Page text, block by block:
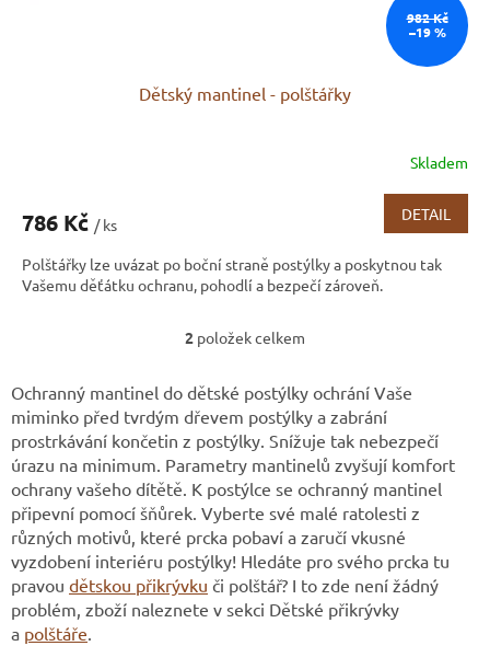
982 Kč
–19 %
Dětský mantinel - polštářky
Skladem
786 Kč / ks
DETAIL
Polštářky lze uvázat po boční straně postýlky a poskytnou tak
Vašemu děťátku ochranu, pohodlí a bezpečí zároveň.
O
l
á
d
a
c
í
p
r
v
k
y
v
2 položek celkem
Ochranný mantinel do dětské postýlky ochrání Vaše
miminko před tvrdým dřevem postýlky a zabrání
prostrkávání končetin z postýlky. Snížuje tak nebezpečí
úrazu na minimum. Parametry mantinelů zvyšují komfort
ochrany vašeho dítětě. K postýlce se ochranný mantinel
připevní pomocí šňůrek. Vyberte své malé ratolesti z
různých motivů, které prcka pobaví a zaručí vkusné
vyzdobení interiéru postýlky! Hledáte pro svého prcka tu
pravou dětskou přikrývku či polštář? I to zde není žádný
problém, zboží naleznete v sekci Dětské přikrývky
a polštáře.